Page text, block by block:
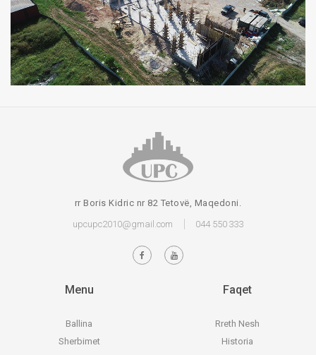
rr Boris Kidric nr 82 Tetovë, Maqedoni.
upcupc2010@gmail.com
044 550 333
Menu
Ballina
Sherbimet
Faqet
Rreth Nesh
Historia